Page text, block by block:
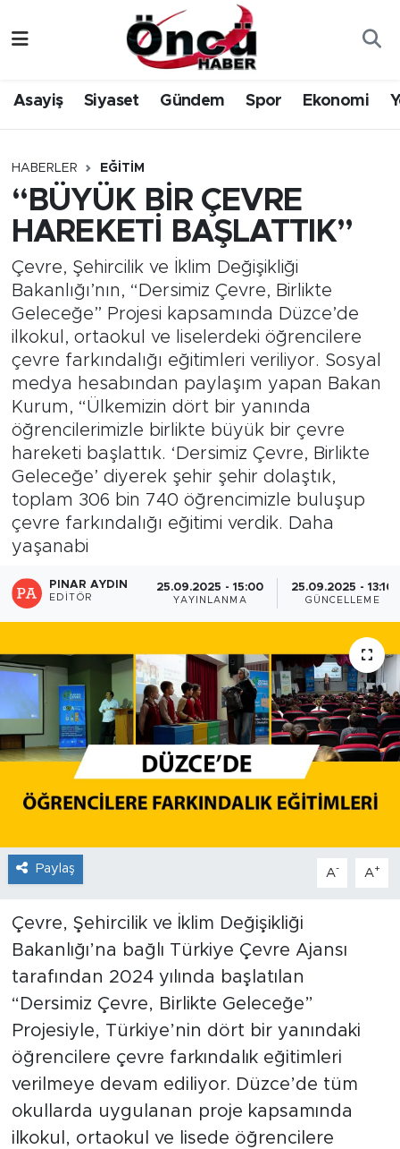
Asayiş Siyaset Gündem Spor Ekonomi
HABERLER EĞITIM
“BÜYÜK BİR ÇEVRE
HAREKETİ BAŞLATTIK”
Çevre, Şehircilik ve İklim Değişikliği
Bakanlığı’nın, “Dersimiz Çevre, Birlikte
Geleceğe” Projesi kapsamında Düzce’de
ilkokul, ortaokul ve liselerdeki öğrencilere
çevre farkındalığı eğitimleri veriliyor. Sosyal
medya hesabından paylaşım yapan Bakan
Kurum, “Ülkemizin dört bir yanında
öğrencilerimizle birlikte büyük bir çevre
hareketi başlattık. ‘Dersimiz Çevre, Birlikte
Geleceğe’ diyerek şehir şehir dolaştık,
toplam 306 bin 740 öğrencimizle buluşup
çevre farkındalığı eğitimi verdik. Daha
yaşanabi
PINAR AYDIN
EDITÖR
25.09.2025 - 15:00
YAYINLANMA
25.09.2025 - 13:10
GÜNCELLEME
Paylaş A- A+
Çevre, Şehircilik ve İklim Değişikliği
Bakanlığı’na bağlı Türkiye Çevre Ajansı
tarafından 2024 yılında başlatılan
“Dersimiz Çevre, Birlikte Geleceğe”
Projesiyle, Türkiye’nin dört bir yanındaki
öğrencilere çevre farkındalık eğitimleri
verilmeye devam ediliyor. Düzce’de tüm
okullarda uygulanan proje kapsamında
ilkokul, ortaokul ve lisede öğrencilere
Gündem
Sağlık & Çevre
Spor
Yerel Haber
Öncü Radyo Dinle
Öncü TV İzle
Düzce Nöbetçi Eczaneler
Düzce Hava Durumu
Düzce Namaz Vakitleri
Düzce Trafik Yoğunluk Haritası
Süper Lig Puan Durumu ve Fikstür
Tüm Manşetler
Son Dakika Haberleri
Haber Arşivi